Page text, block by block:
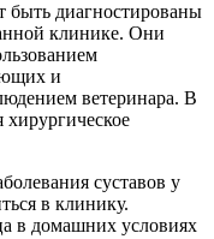
быть диагностированы
клинике. Они
и
ветеринара. В
хирургическое
суставов у
в клинику.
в домашних условиях